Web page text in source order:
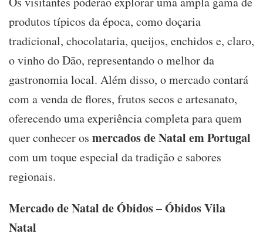
produtos típicos da época, como doçaria
tradicional, chocolataria, queijos, enchidos e, claro,
o vinho do Dão, representando o melhor da
gastronomia local. Além disso, o mercado contará
com a venda de flores, frutos secos e artesanato,
oferecendo uma experiência completa para quem
quer conhecer os mercados de Natal em Portugal
com um toque especial da tradição e sabores
regionais.
Mercado de Natal de Óbidos – Óbidos Vila
Natal